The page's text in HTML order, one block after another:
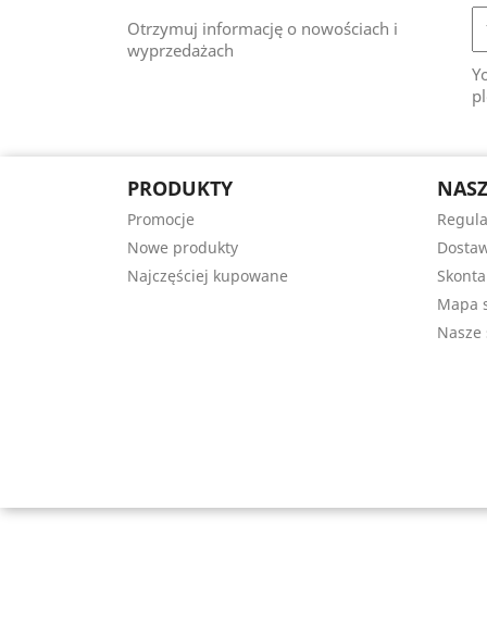
Otrzymuj informację o nowościach i
wyprzedażach
PRODUKTY
Promocje
Nowe produkty
Najczęściej kupowane
Mapa
Nasze